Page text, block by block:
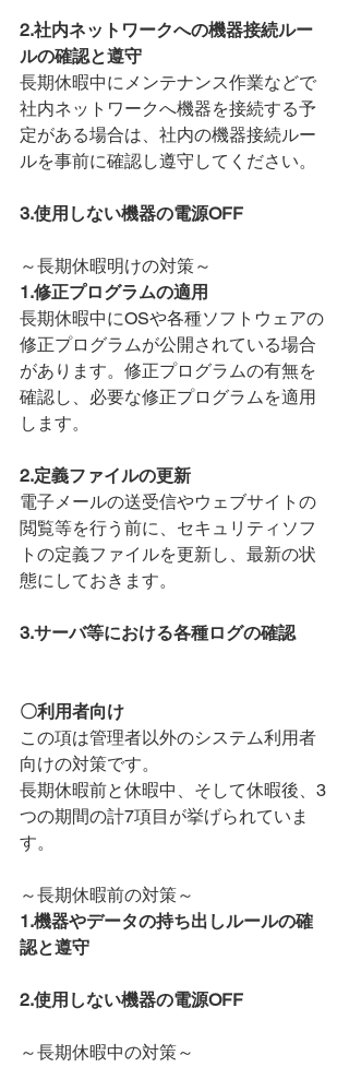
2.社内ネットワークへの機器接続ルー
ルの確認と遵守
長期休暇中にメンテナンス作業などで
社内ネットワークへ機器を接続する予
定がある場合は、社内の機器接続ルー
ルを事前に確認し遵守してください。
3.使用しない機器の電源OFF
～長期休暇明けの対策～
1.修正プログラムの適用
長期休暇中にOSや各種ソフトウェアの
修正プログラムが公開されている場合
があります。修正プログラムの有無を
確認し、必要な修正プログラムを適用
します。
2.定義ファイルの更新
電子メールの送受信やウェブサイトの
閲覧等を行う前に、セキュリティソフ
トの定義ファイルを更新し、最新の状
態にしておきます。
3.サーバ等における各種ログの確認
〇利用者向け
この項は管理者以外のシステム利用者
向けの対策です。
長期休暇前と休暇中、そして休暇後、3
つの期間の計7項目が挙げられていま
す。
～長期休暇前の対策～
1.機器やデータの持ち出しルールの確
認と遵守
2.使用しない機器の電源OFF
～長期休暇中の対策～